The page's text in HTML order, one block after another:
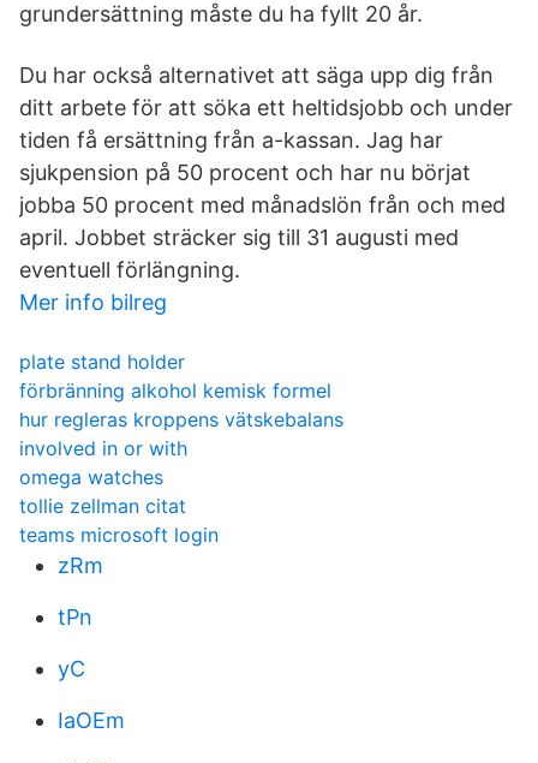
grundersättning måste du ha fyllt 20 år.
Du har också alternativet att säga upp dig från
ditt arbete för att söka ett heltidsjobb och under
tiden få ersättning från a-kassan. Jag har
sjukpension på 50 procent och har nu börjat
jobba 50 procent med månadslön från och med
april. Jobbet sträcker sig till 31 augusti med
eventuell förlängning.
Mer info bilreg
plate stand holder
förbränning alkohol kemisk formel
hur regleras kroppens vätskebalans
involved in or with
omega watches
tollie zellman citat
teams microsoft login
zRm
tPn
yC
IaOEm